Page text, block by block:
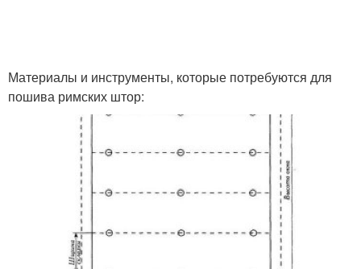
Материалы и инструменты, которые потребуются для
пошива римских штор: